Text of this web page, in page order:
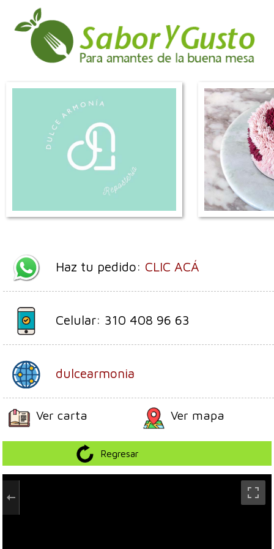
Haz tu pedido: CLIC ACÁ
Celular: 310 408 96 63
dulcearmonia
Ver carta Ver mapa
Regresar